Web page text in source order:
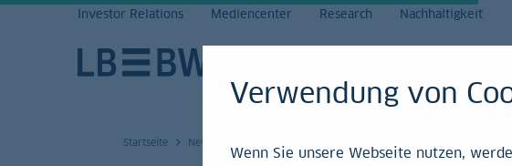
Investor Relations Mediencenter Research Nachhaltigkeit
Startseite News und Service
Verwendung von
Wenn Sie unsere Webseite nutzen,